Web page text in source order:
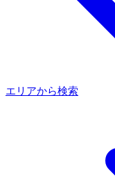
エリアから検索